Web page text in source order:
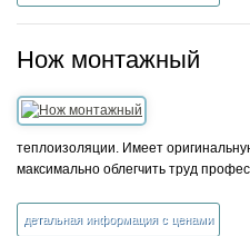
Нож монтажный
теплоизоляции. Имеет
максимально облегчить труд
детальная информация с ценами